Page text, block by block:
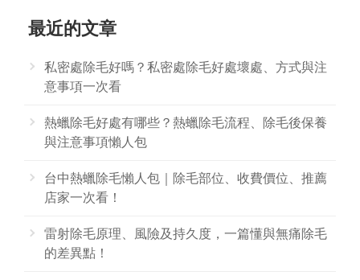
最近的文章
私密處除毛好嗎？私密處除毛好處壞處、方式與注
意事項一次看
熱蠟除毛好處有哪些？熱蠟除毛流程、除毛後保養
與注意事項懶人包
台中熱蠟除毛懶人包｜除毛部位、收費價位、推薦
店家一次看！
雷射除毛原理、風險及持久度，一篇懂與無痛除毛
的差異點！